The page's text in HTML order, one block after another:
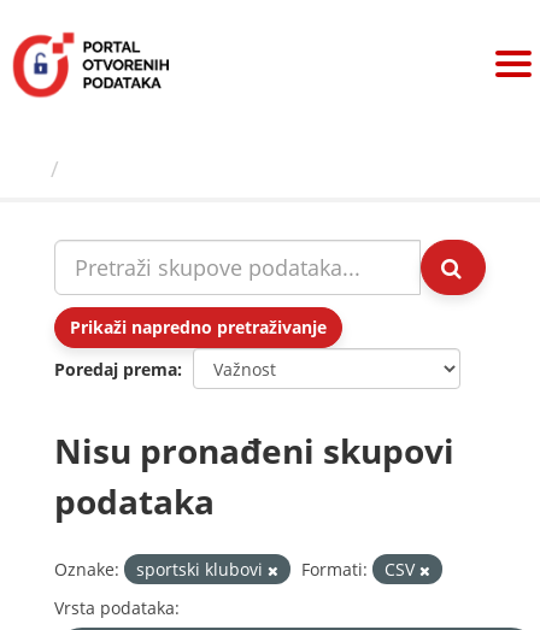
sadržaj
Prikaži napredno pretraživanje
Poredaj prema
Nisu pronađeni skupovi
podataka
Oznake: sportski klubovi Formati:
CSV
Vrsta podataka: